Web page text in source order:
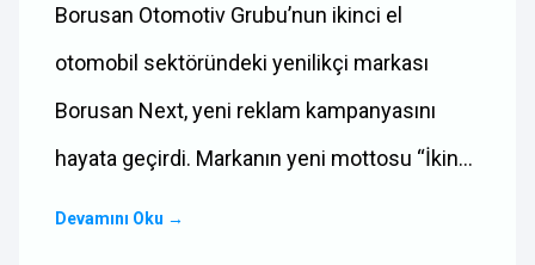
Borusan Otomotiv Grubu’nun ikinci el
otomobil sektöründeki yenilikçi markası
Borusan Next, yeni reklam kampanyasını
hayata geçirdi. Markanın yeni mottosu “İkinci
elde birinci…
Devamını Oku →